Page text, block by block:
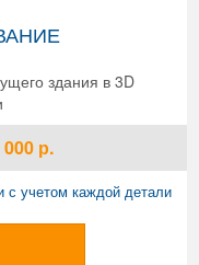
здания в 3D
000 р.
с учетом каждой детали